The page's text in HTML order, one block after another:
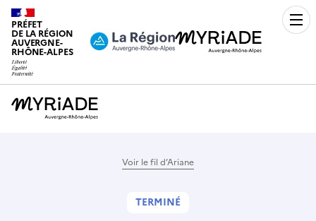
PRÉFET
DE LA RÉGION
AUVERGNE-
RHÔNE-ALPES
Voir le fil d’Ariane
TERMINÉ